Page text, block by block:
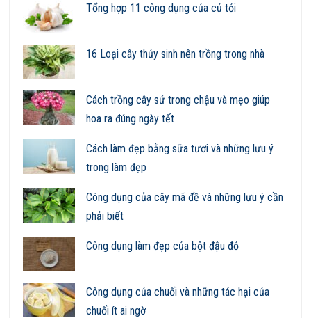
Tổng hợp 11 công dụng của củ tỏi
16 Loại cây thủy sinh nên trồng trong nhà
Cách trồng cây sứ trong chậu và mẹo giúp
hoa ra đúng ngày tết
Cách làm đẹp bằng sữa tươi và những lưu ý
trong làm đẹp
Công dụng của cây mã đề và những lưu ý cần
phải biết
Công dụng làm đẹp của bột đậu đỏ
Công dụng của chuối và những tác hại của
chuối ít ai ngờ